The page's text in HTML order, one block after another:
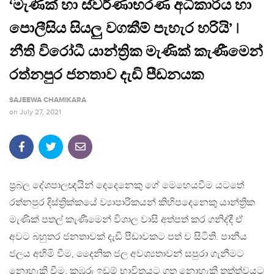
‘මැණික් හා ස්වර්ණාභරණ අධිකාරිය හා
පොලීසිය සියලු වගකීම් පැහැර හරියි’ |
නීති විරෝධී යාන්ත්‍රික මැණික් කැණීමෙන්
රත්නපුර ජනතාව දැඩි පීඩනයක
SAJEEWA CHAMIKARA
on July 27, 2021
ප්‍රබල දේශපාලඥයින් දෙදෙනෙකු ගේ මෙහෙයවීම යටතේ
රත්නපුර දිස්ත්‍රික්කයේ ව්‍යාපාරිකයන් කිහිපදෙනෙකු යාන්ත්‍රික
මැණික් පතල් කැණීමෙන් විශාල වාසි අත්පත් කර ගනිද්දී ඒ
අවට බහුතර ජනතාවක් දැඩි පීඩාවකට පත් ව සිටිති. පානීය
ජලය අහිමි වීම, දෛනික ජල අවශ්‍යතාවන් සපුරා ගැනීමට
නොහැකි වීම, කුඹුරු ඉඩම් භාවිතයට ගත නොහැකි තත්ත්වයට